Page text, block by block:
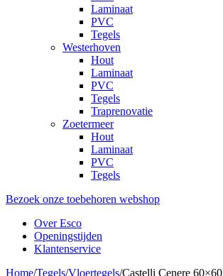
Laminaat
PVC
Tegels
Westerhoven
Hout
Laminaat
PVC
Tegels
Traprenovatie
Zoetermeer
Hout
Laminaat
PVC
Tegels
Bezoek onze toebehoren webshop
Over Esco
Openingstijden
Klantenservice
Home/Tegels/Vloertegels/Castelli Cenere 60×60